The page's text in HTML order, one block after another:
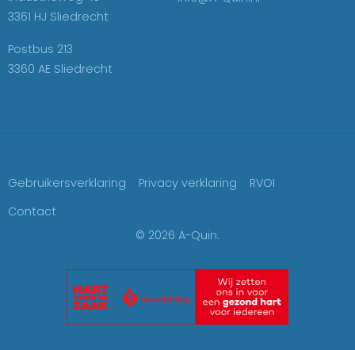
3361 HJ Sliedrecht
Postbus 213
3360 AE Sliedrecht
© 2026 A-Quin.
Gebruikersverklaring Privacy verklaring
RVOI
Contact